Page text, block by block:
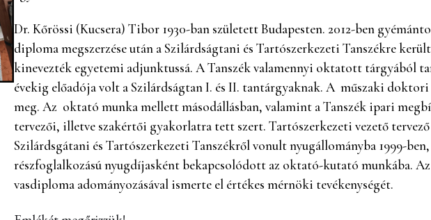
Dr. Kőrössi (Kucsera) Tibor 1930-ban született Budapesten. 2012-ben
diploma megszerzése után a Szilárdságtani és Tartószerkezeti Tanszékre
kinevezték egyetemi adjunktussá. A Tanszék valamennyi oktatott tárgyából
évekig előadója volt a Szilárdságtan I. és II. tantárgyaknak. A műszaki doktori
meg. Az oktató munka mellett másodállásban, valamint a Tanszék ipari
tervezői, illetve szakértői gyakorlatra tett szert. Tartószerkezeti vezető
Szilárdsgátani és Tartószerkezeti Tanszékről vonult nyugállományba 1999-
részfoglalkozású nyugdíjasként bekapcsolódott az oktató-kutató munkába. Az
vasdiploma adományozásával ismerte el értékes mérnöki tevékenységét.